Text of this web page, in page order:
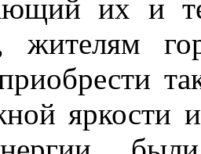
их и
жителям
яркости